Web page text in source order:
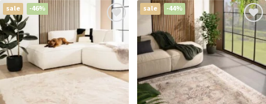
sale -46% sale -44%